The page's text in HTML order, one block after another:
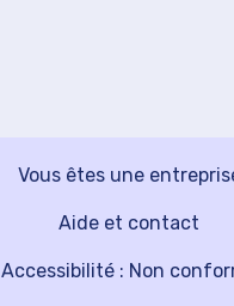
Vous êtes une
Aide et contact
Accessibilité : Non